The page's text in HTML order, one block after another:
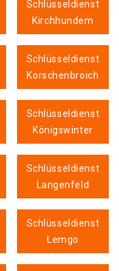
Schlüsseldienst
Kirchhundem
Schlüsseldienst
Korschenbroich
Schlüsseldienst
Königswinter
Schlüsseldienst
Langenfeld
Schlüsseldienst
Lemgo